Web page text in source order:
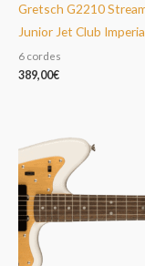
Gretsch G2210
Junior Jet Club
6 cordes
389,00€